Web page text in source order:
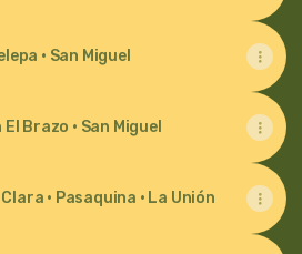
· San Miguel
Brazo · San Miguel
· Pasaquina · La Unión